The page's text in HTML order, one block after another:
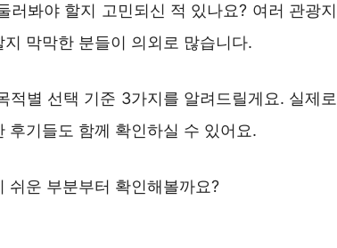
봐야 할지 고민되신 적 있나요? 여러 관광지
막막한 분들이 의외로 많습니다.
적별 선택 기준 3가지를 알려드릴게요. 실제로
후기들도 함께 확인하실 수 있어요.
쉬운 부분부터 확인해볼까요?